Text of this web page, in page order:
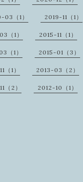
03（1） 2019-11（1）
（1） 2015-11（1）
（1） 2015-01（3）
（1） 2013-03（2）
（2） 2012-10（1）